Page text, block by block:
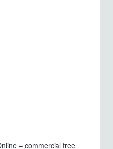
– commercial free